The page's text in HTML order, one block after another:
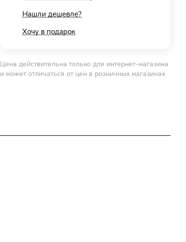
Нашли дешевле?
Хочу в подарок
Цена действительна только для интернет-магазина
и может отличаться от цен в розничных магазинах